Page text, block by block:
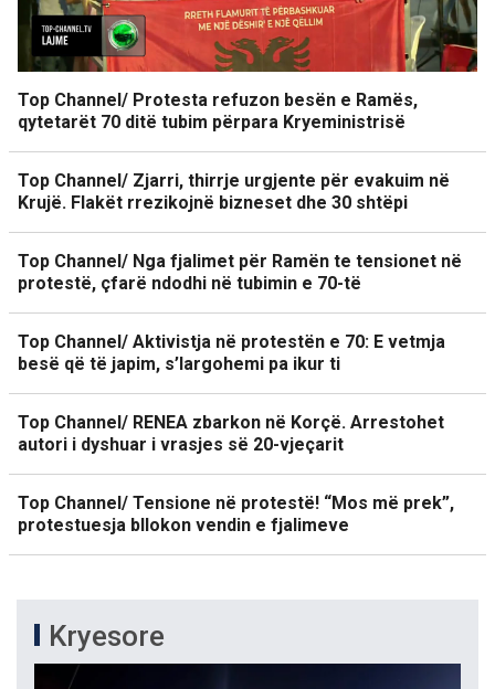
Top Channel/ Protesta refuzon besën e Ramës,
qytetarët 70 ditë tubim përpara Kryeministrisë
Top Channel/ Zjarri, thirrje urgjente për evakuim në
Krujë. Flakët rrezikojnë bizneset dhe 30 shtëpi
Top Channel/ Nga fjalimet për Ramën te tensionet në
protestë, çfarë ndodhi në tubimin e 70-të
Top Channel/ Aktivistja në protestën e 70: E vetmja
besë që të japim, s’largohemi pa ikur ti
Top Channel/ RENEA zbarkon në Korçë. Arrestohet
autori i dyshuar i vrasjes së 20-vjeçarit
Top Channel/ Tensione në protestë! “Mos më prek”,
protestuesja bllokon vendin e fjalimeve
Kryesore